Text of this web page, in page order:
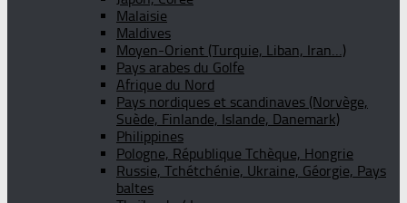
Malaisie
Maldives
Moyen-Orient (Turquie, Liban, Iran…)
Pays arabes du Golfe
Afrique du Nord
Pays nordiques et scandinaves (Norvège,
Suède, Finlande, Islande, Danemark)
Philippines
Pologne, République Tchèque, Hongrie
Russie, Tchétchénie, Ukraine, Géorgie, Pays
baltes